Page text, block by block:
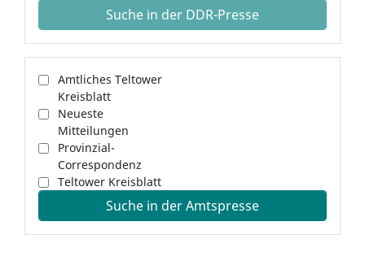
Suche in der DDR-Presse
Amtliches Teltower
Kreisblatt
Neueste
Mitteilungen
Provinzial-
Correspondenz
Teltower Kreisblatt
Suche in der Amtspresse